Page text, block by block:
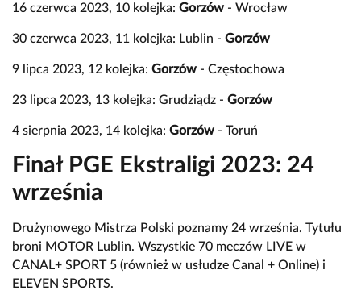
16 czerwca 2023, 10 kolejka: Gorzów - Wrocław
30 czerwca 2023, 11 kolejka: Lublin - Gorzów
9 lipca 2023, 12 kolejka: Gorzów - Częstochowa
23 lipca 2023, 13 kolejka: Grudziądz - Gorzów
4 sierpnia 2023, 14 kolejka: Gorzów - Toruń
Finał PGE Ekstraligi 2023: 24
września
Drużynowego Mistrza Polski poznamy 24 września. Tytułu
broni MOTOR Lublin. Wszystkie 70 meczów LIVE w
CANAL+ SPORT 5 (również w usłudze Canal + Online) i
ELEVEN SPORTS.